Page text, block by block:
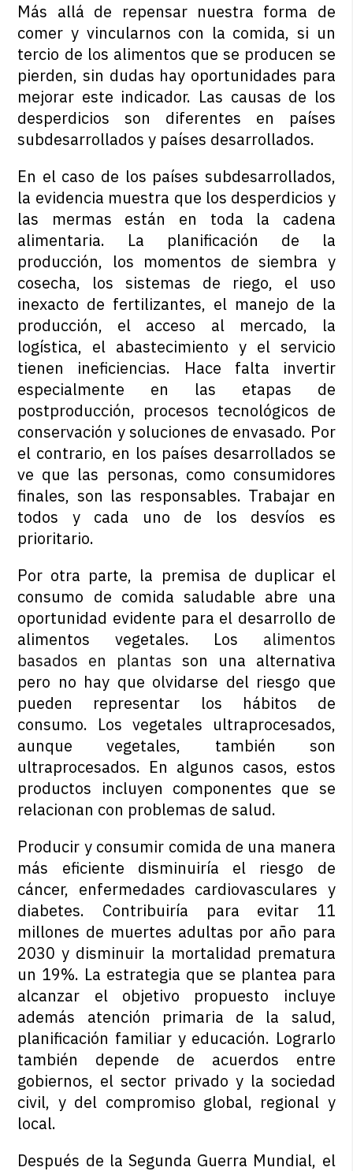
Más allá de repensar nuestra forma de
comer y vincularnos con la comida, si un
tercio de los alimentos que se producen se
pierden, sin dudas hay oportunidades para
mejorar este indicador. Las causas de los
desperdicios son diferentes en países
subdesarrollados y países desarrollados.
En el caso de los países subdesarrollados,
la evidencia muestra que los desperdicios y
las mermas están en toda la cadena
alimentaria. La planificación de la
producción, los momentos de siembra y
cosecha, los sistemas de riego, el uso
inexacto de fertilizantes, el manejo de la
producción, el acceso al mercado, la
logística, el abastecimiento y el servicio
tienen ineficiencias. Hace falta invertir
especialmente en las etapas de
postproducción, procesos tecnológicos de
conservación y soluciones de envasado. Por
el contrario, en los países desarrollados se
ve que las personas, como consumidores
finales, son las responsables. Trabajar en
todos y cada uno de los desvíos es
prioritario.
Por otra parte, la premisa de duplicar el
consumo de comida saludable abre una
oportunidad evidente para el desarrollo de
alimentos vegetales. Los alimentos
basados en plantas son una alternativa
pero no hay que olvidarse del riesgo que
pueden representar los hábitos de
consumo. Los vegetales ultraprocesados,
aunque vegetales, también son
ultraprocesados. En algunos casos, estos
productos incluyen componentes que se
relacionan con problemas de salud.
Producir y consumir comida de una manera
más eficiente disminuiría el riesgo de
cáncer, enfermedades cardiovasculares y
diabetes. Contribuiría para evitar 11
millones de muertes adultas por año para
2030 y disminuir la mortalidad prematura
un 19%. La estrategia que se plantea para
alcanzar el objetivo propuesto incluye
además atención primaria de la salud,
planificación familiar y educación. Lograrlo
también depende de acuerdos entre
gobiernos, el sector privado y la sociedad
civil, y del compromiso global, regional y
local.
Después de la Segunda Guerra Mundial, el